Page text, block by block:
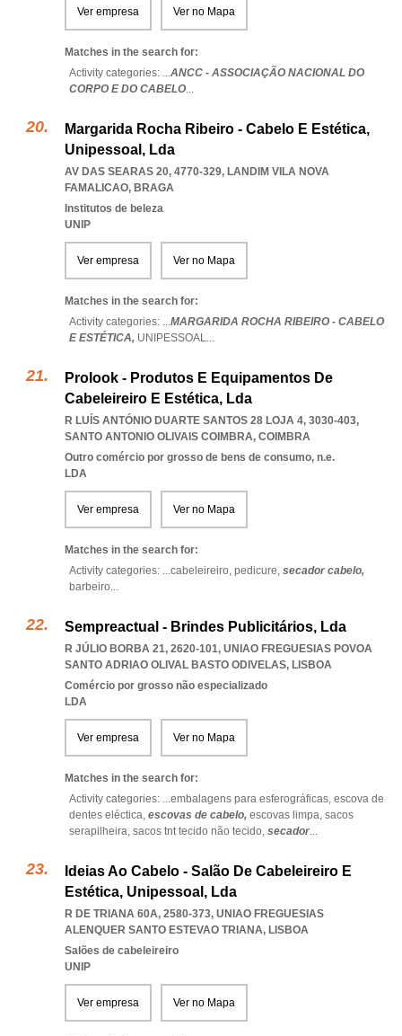
Ver empresa Ver no Mapa
Matches in the search for:
Activity categories: ...ANCC - ASSOCIAÇÃO NACIONAL DO
CORPO E DO CABELO...
Margarida Rocha Ribeiro - Cabelo E Estética,
Unipessoal, Lda
AV DAS SEARAS 20, 4770-329, LANDIM VILA NOVA
FAMALICAO, BRAGA
Institutos de beleza
UNIP
Ver empresa Ver no Mapa
Matches in the search for:
Activity categories: ...MARGARIDA ROCHA RIBEIRO - CABELO
E ESTÉTICA, UNIPESSOAL...
Prolook - Produtos E Equipamentos De
Cabeleireiro E Estética, Lda
R LUÍS ANTÓNIO DUARTE SANTOS 28 LOJA 4, 3030-403,
SANTO ANTONIO OLIVAIS COIMBRA, COIMBRA
Outro comércio por grosso de bens de consumo, n.e.
LDA
Ver empresa Ver no Mapa
Matches in the search for:
Activity categories: ...cabeleireiro, pedicure, secador cabelo,
barbeiro...
Sempreactual - Brindes Publicitários, Lda
R JÚLIO BORBA 21, 2620-101, UNIAO FREGUESIAS POVOA
SANTO ADRIAO OLIVAL BASTO ODIVELAS, LISBOA
Comércio por grosso não especializado
LDA
Ver empresa Ver no Mapa
Matches in the search for:
Activity categories: ...embalagens para esferográficas, escova de
dentes eléctica, escovas de cabelo, escovas limpa, sacos
serapilheira, sacos tnt tecido não tecido, secador...
Ideias Ao Cabelo - Salão De Cabeleireiro E
Estética, Unipessoal, Lda
R DE TRIANA 60A, 2580-373, UNIAO FREGUESIAS
ALENQUER SANTO ESTEVAO TRIANA, LISBOA
Salões de cabeleireiro
UNIP
Ver empresa Ver no Mapa